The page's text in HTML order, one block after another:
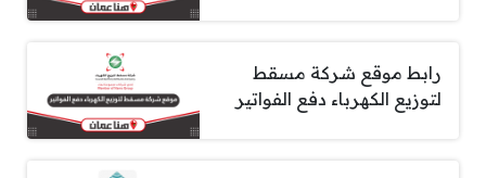
رابط موقع شركة مسقط
لتوزيع الكهرباء دفع الفواتير